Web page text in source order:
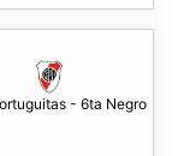
- 6ta Negro